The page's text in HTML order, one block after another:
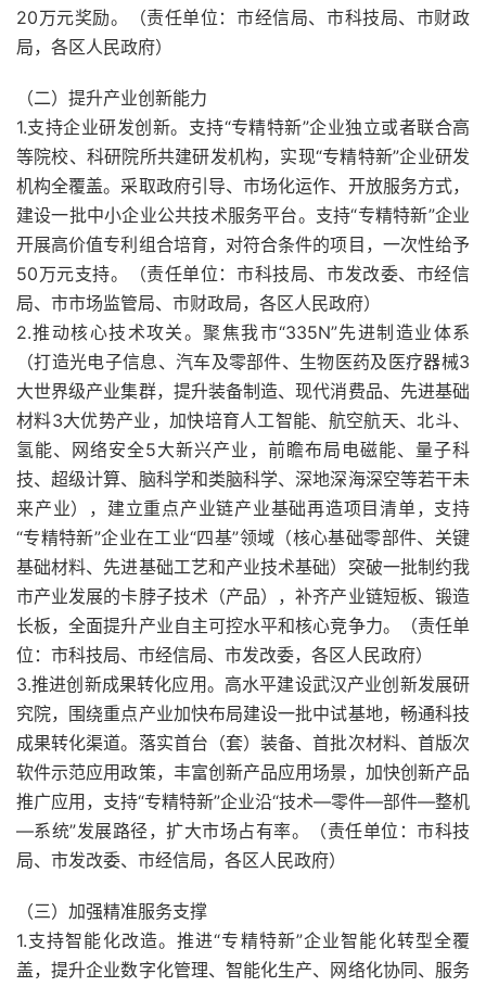
20万元奖励。（责任单位：市经信局、市科技局、市财政
局，各区人民政府）
（二）提升产业创新能力
1.支持企业研发创新。支持“专精特新”企业独立或者联合高
等院校、科研院所共建研发机构，实现“专精特新”企业研发
机构全覆盖。采取政府引导、市场化运作、开放服务方式，
建设一批中小企业公共技术服务平台。支持“专精特新”企业
开展高价值专利组合培育，对符合条件的项目，一次性给予
50万元支持。（责任单位：市科技局、市发改委、市经信
局、市市场监管局、市财政局，各区人民政府）
2.推动核心技术攻关。聚焦我市“335N”先进制造业体系
（打造光电子信息、汽车及零部件、生物医药及医疗器械3
大世界级产业集群，提升装备制造、现代消费品、先进基础
材料3大优势产业，加快培育人工智能、航空航天、北斗、
氢能、网络安全5大新兴产业，前瞻布局电磁能、量子科
技、超级计算、脑科学和类脑科学、深地深海深空等若干未
来产业），建立重点产业链产业基础再造项目清单，支持
“专精特新”企业在工业“四基”领域（核心基础零部件、关键
基础材料、先进基础工艺和产业技术基础）突破一批制约我
市产业发展的卡脖子技术（产品），补齐产业链短板、锻造
长板，全面提升产业自主可控水平和核心竞争力。（责任单
位：市科技局、市经信局、市发改委，各区人民政府）
3.推进创新成果转化应用。高水平建设武汉产业创新发展研
究院，围绕重点产业加快布局建设一批中试基地，畅通科技
成果转化渠道。落实首台（套）装备、首批次材料、首版次
软件示范应用政策，丰富创新产品应用场景，加快创新产品
推广应用，支持“专精特新”企业沿“技术—零件—部件—整机
—系统”发展路径，扩大市场占有率。（责任单位：市科技
局、市发改委、市经信局，各区人民政府）
（三）加强精准服务支撑
1.支持智能化改造。推进“专精特新”企业智能化转型全覆
盖，提升企业数字化管理、智能化生产、网络化协同、服务